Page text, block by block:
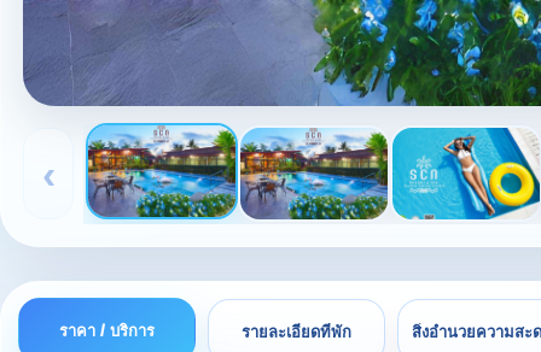
‹
ราคา / บริการ รายละเอียดที่พัก สิ่งอำนวยความสะ